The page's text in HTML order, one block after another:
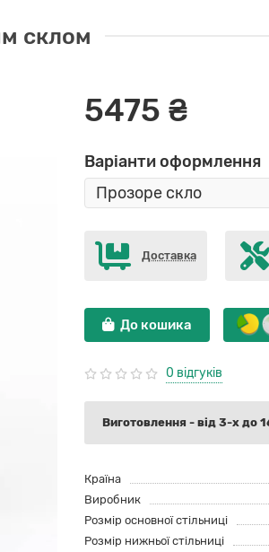
склом
5475 ₴
Варіанти оформлення
Доставка
До кошика
0 відгуків
Виготовлення - від 3-х до
Країна
Виробник
Розмір основної стільниці
Розмір нижньої стільниці